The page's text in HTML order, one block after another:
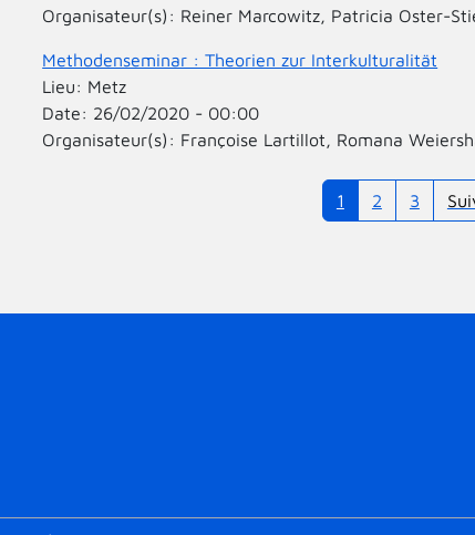
Organisateur(s): Reiner Marcowitz, Patricia Oster-
Methodenseminar : Theorien zur Interkulturalität
Lieu: Metz
Date: 26/02/2020 - 00:00
Organisateur(s): Françoise Lartillot, Romana
Page
1 Page
2 Page
3